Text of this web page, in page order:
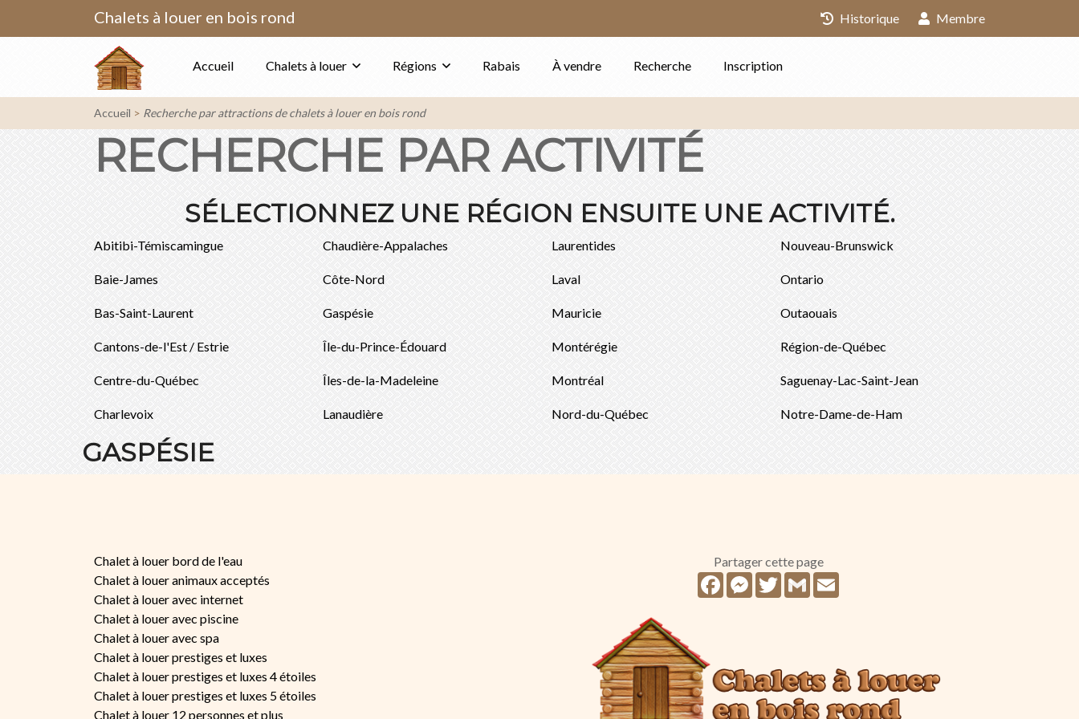
Chalets à louer en bois rond Historique Membre
Accueil Chalets à louer Régions Rabais À vendre Recherche Inscription
Accueil Recherche par attractions de chalets à louer en bois rond
RECHERCHE PAR ACTIVITÉ
SÉLECTIONNEZ UNE RÉGION ENSUITE UNE ACTIVITÉ.
Abitibi-Témiscamingue
Baie-James
Bas-Saint-Laurent
Cantons-de-l'Est / Estrie
Centre-du-Québec
Charlevoix
Chaudière-Appalaches
Côte-Nord
Gaspésie
Île-du-Prince-Édouard
Îles-de-la-Madeleine
Lanaudière
Laurentides
Laval
Mauricie
Montérégie
Montréal
Nord-du-Québec
Nouveau-Brunswick
Ontario
Outaouais
Région-de-Québec
Saguenay-Lac-Saint-Jean
Notre-Dame-de-Ham
GASPÉSIE
Chalet à louer bord de l'eau
Chalet à louer animaux acceptés
Chalet à louer avec internet
Chalet à louer avec piscine
Chalet à louer avec spa
Chalet à louer prestiges et luxes
Chalet à louer prestiges et luxes 4 étoiles
Chalet à louer prestiges et luxes 5 étoiles
Chalet à louer 12 personnes et plus
Partager cette page
FacebookMessenger
TwitterGmail